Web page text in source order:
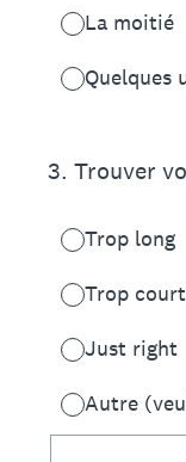
La moitié
Quelques
3. Trouver
Trop long
Trop court
Just right
Autre